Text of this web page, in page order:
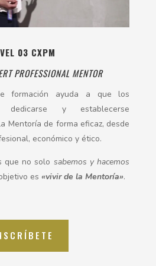
03 CXPM
PROFESSIONAL MENTOR
formación ayuda a que los
dedicarse y establecerse
Mentoría de forma eficaz, desde
económico y ético.
que no solo sabemos y hacemos
es «vivir de la Mentoría».